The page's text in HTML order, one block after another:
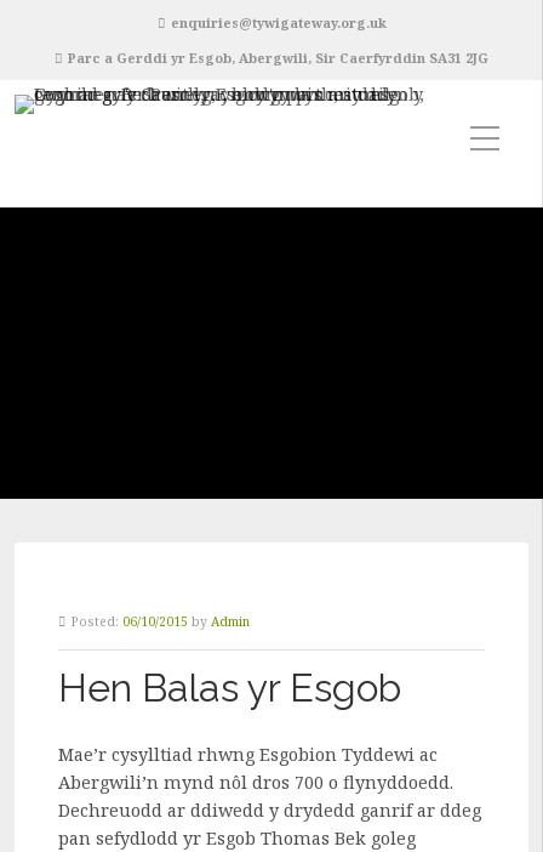
enquiries@tywigateway.org.uk
Parc a Gerddi yr Esgob, Abergwili, Sir Caerfyrddin SA31 2JG
Posted: 06/10/2015 by Admin
Hen Balas yr Esgob
Mae’r cysylltiad rhwng Esgobion Tyddewi ac
Abergwili’n mynd nôl dros 700 o flynyddoedd.
Dechreuodd ar ddiwedd y drydedd ganrif ar ddeg
pan sefydlodd yr Esgob Thomas Bek goleg